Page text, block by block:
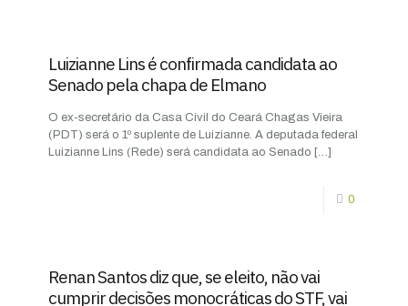
Luizianne Lins é confirmada candidata ao
Senado pela chapa de Elmano
O ex-secretário da Casa Civil do Ceará Chagas Vieira
(PDT) será o 1º suplente de Luizianne. A deputada federal
Luizianne Lins (Rede) será candidata ao Senado […]
0
Renan Santos diz que, se eleito, não vai
cumprir decisões monocráticas do STF, vai